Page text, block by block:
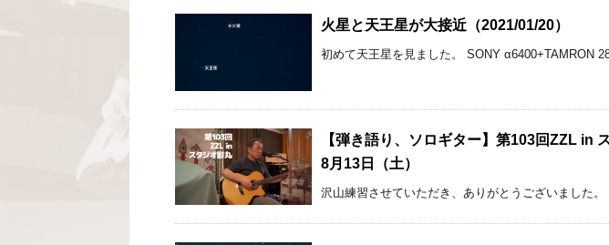
火星と天王星が大接近（2021/01/20）
初めて天王星を見ました。 SONY α6400+TAMRON
【弾き語り、ソロギター】第103回ZZL in
8月13日（土）
沢山練習させていただき、ありがとうございました。